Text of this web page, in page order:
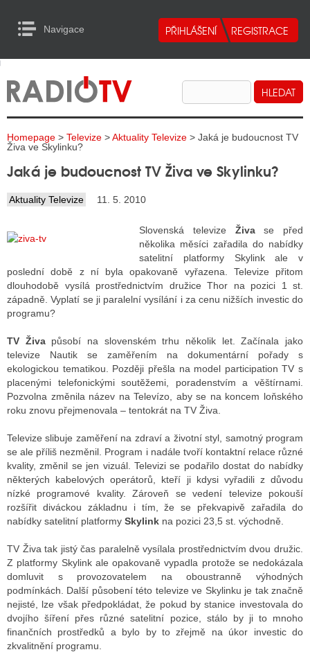
Navigace
RADIA
TELEVIZE
INTERNET
TISK
RÁDIÍ
VYSÍLAČE
TELEVIZE
TELEVIZÍ
VYSÍLAČE
INTERNET
RÁDIA
STRÁNKY RÁDIÍ
STRÁNKY TV
TISK
to Content
Homepage > Televize >Aktuality Televize > Jaká je budoucnost TV
Živa ve Skylinku?
Jaká je budoucnost TV Živa ve Skylinku?
Aktuality Televize 11. 5. 2010
Slovenská televize Živase před
několika měsíci zařadila do nabídky
satelitní platformy Skylink ale v
poslední době z ní byla opakovaně vyřazena. Televize přitom
dlouhodobě vysílá prostřednictvím družice Thor na pozici 1 st.
západně. Vyplatí se ji paralelní vysílání i za cenu nižších investic do
programu?
TV Živapůsobí na slovenském trhu několik let. Začínala jako
televize Nautik se zaměřením na dokumentární pořady s
ekologickou tematikou. Později přešla na model participation TV s
placenými telefonickými soutěžemi, poradenstvím a věštírnami.
Pozvolna změnila název na Televízo, aby se na koncem loňského
roku znovu přejmenovala – tentokrát na TV Živa.
Televize slibuje zaměření na zdraví a životní styl, samotný program
se ale příliš nezměnil. Program i nadále tvoří kontaktní relace různé
kvality, změnil se jen vizuál. Televizi se podařilo dostat do nabídky
některých kabelových operátorů, kteří ji kdysi vyřadili z důvodu
nízké programové kvality. Zároveň se vedení televize pokouší
rozšířit diváckou základnu i tím, že se překvapivě zařadila do
nabídky satelitní platformy Skylink na pozici 23,5 st. východně.
TV Živa tak jistý čas paralelně vysílala prostřednictvím dvou družic.
Z platformy Skylink ale opakovaně vypadla protože se nedokázala
domluvit s provozovatelem na oboustranně výhodných
podmínkách. Další působení této televize ve Skylinku je tak značně
nejisté, lze však předpokládat, že pokud by stanice investovala do
dvojího šíření přes různé satelitní pozice, stálo by ji to mnoho
finančních prostředků a bylo by to zřejmě na úkor investic do
zkvalitnění programu.